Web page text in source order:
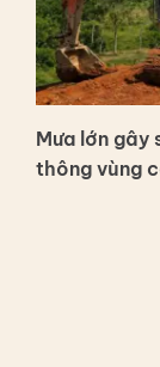
Mưa lớn gây
thông vùng